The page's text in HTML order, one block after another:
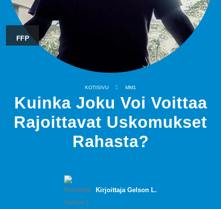
FFP
KOTISIVU MM1
Kuinka Joku Voi Voittaa
Rajoittavat Uskomukset
Rahasta?
Kirjoittaja Gelson L.